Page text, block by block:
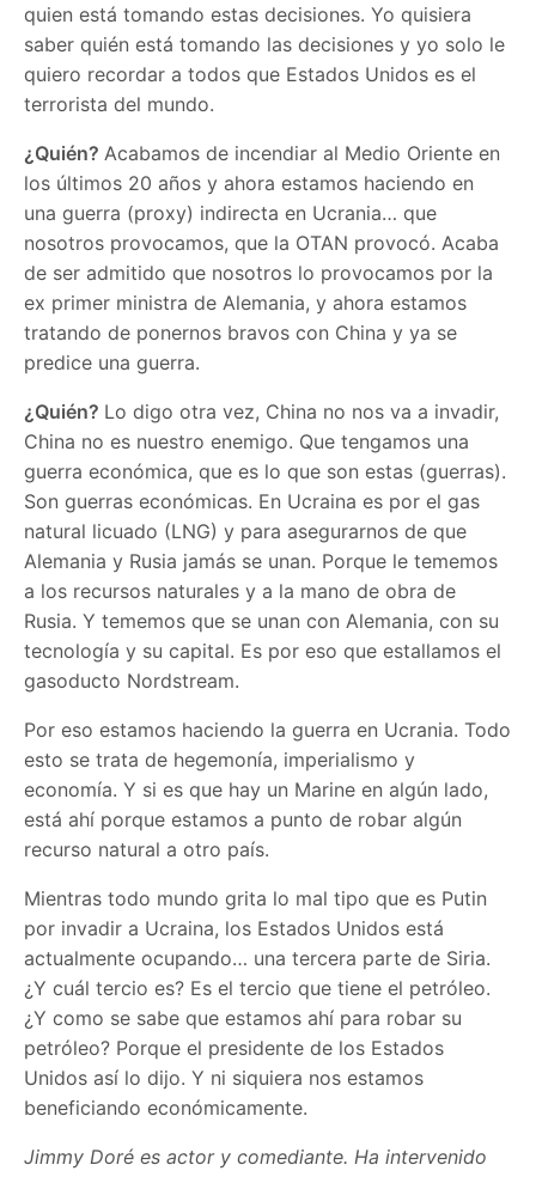
quien está tomando estas decisiones. Yo quisiera
saber quién está tomando las decisiones y yo solo le
quiero recordar a todos que Estados Unidos es el
terrorista del mundo.
¿Quién? Acabamos de incendiar al Medio Oriente en
los últimos 20 años y ahora estamos haciendo en
una guerra (proxy) indirecta en Ucrania… que
nosotros provocamos, que la OTAN provocó. Acaba
de ser admitido que nosotros lo provocamos por la
ex primer ministra de Alemania, y ahora estamos
tratando de ponernos bravos con China y ya se
predice una guerra.
¿Quién? Lo digo otra vez, China no nos va a invadir,
China no es nuestro enemigo. Que tengamos una
guerra económica, que es lo que son estas (guerras).
Son guerras económicas. En Ucraina es por el gas
natural licuado (LNG) y para asegurarnos de que
Alemania y Rusia jamás se unan. Porque le tememos
a los recursos naturales y a la mano de obra de
Rusia. Y tememos que se unan con Alemania, con su
tecnología y su capital. Es por eso que estallamos el
gasoducto Nordstream.
Por eso estamos haciendo la guerra en Ucrania. Todo
esto se trata de hegemonía, imperialismo y
economía. Y si es que hay un Marine en algún lado,
está ahí porque estamos a punto de robar algún
recurso natural a otro país.
Mientras todo mundo grita lo mal tipo que es Putin
por invadir a Ucraina, los Estados Unidos está
actualmente ocupando… una tercera parte de Siria.
¿Y cuál tercio es? Es el tercio que tiene el petróleo.
¿Y como se sabe que estamos ahí para robar su
petróleo? Porque el presidente de los Estados
Unidos así lo dijo. Y ni siquiera nos estamos
beneficiando económicamente.
Jimmy Doré es actor y comediante. Ha intervenido